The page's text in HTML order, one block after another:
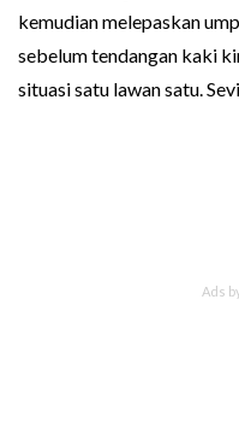
kemudian melepaskan
sebelum tendangan kaki
situasi satu lawan satu.